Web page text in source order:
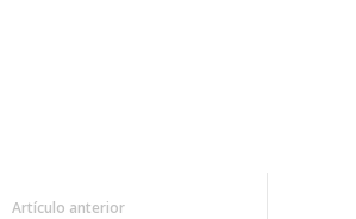
Artículo anterior